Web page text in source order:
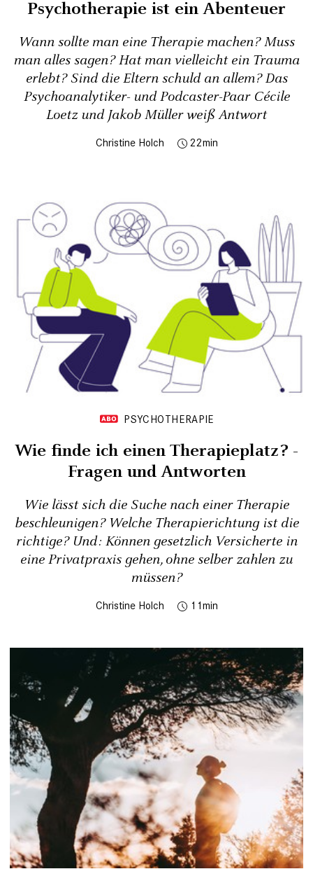
Psychotherapie ist ein Abenteuer
Wann sollte man eine Therapie machen? Muss
man alles sagen? Hat man vielleicht ein Trauma
erlebt? Sind die Eltern schuld an allem? Das
Psychoanalytiker- und Podcaster-Paar Cécile
Loetz und Jakob Müller weiß Antwort
Christine Holch 22
PSYCHOTHERAPIE
Wie finde ich einen Therapieplatz? -
Fragen und Antworten
Wie lässt sich die Suche nach einer Therapie
beschleunigen? Welche Therapierichtung ist die
richtige? Und: Können gesetzlich Versicherte in
eine Privatpraxis gehen, ohne selber zahlen zu
müssen?
Christine Holch 11